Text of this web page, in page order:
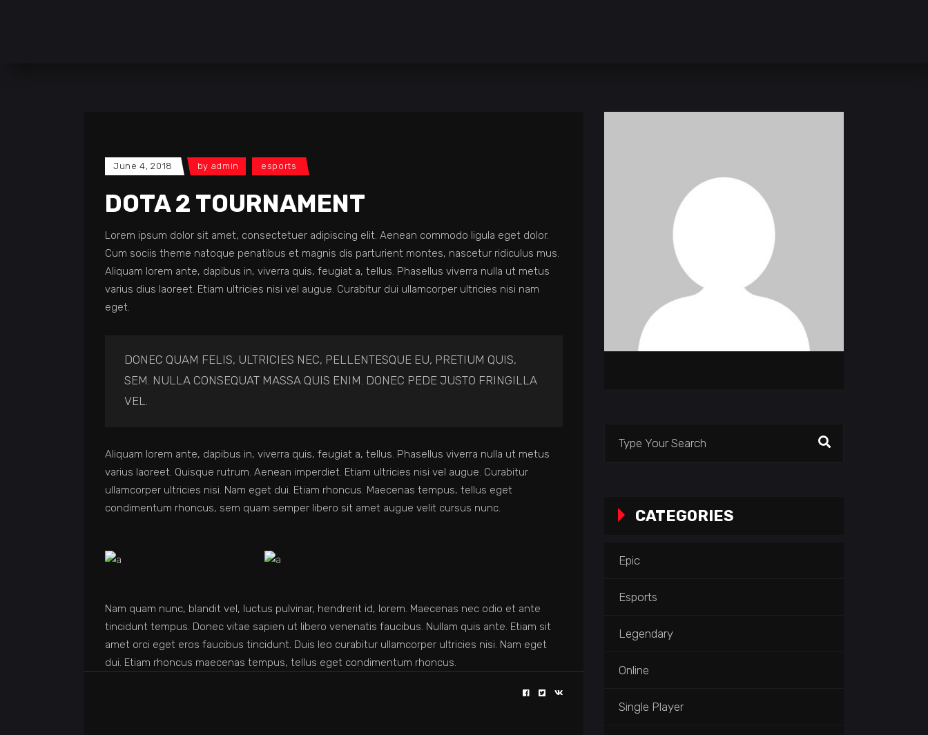
June 4, 2018 by admin esports
DOTA 2 TOURNAMENT
Lorem ipsum dolor sit amet, consectetuer adipiscing elit. Aenean commodo ligula eget dolor.
Cum sociis theme natoque penatibus et magnis dis parturient montes, nascetur ridiculus mus.
Aliquam lorem ante, dapibus in, viverra quis, feugiat a, tellus. Phasellus viverra nulla ut metus
varius dius laoreet. Etiam ultricies nisi vel augue. Curabitur dui ullamcorper ultricies nisi nam
eget.
DONEC QUAM FELIS, ULTRICIES NEC, PELLENTESQUE EU, PRETIUM QUIS,
SEM. NULLA CONSEQUAT MASSA QUIS ENIM. DONEC PEDE JUSTO FRINGILLA
VEL.
Aliquam lorem ante, dapibus in, viverra quis, feugiat a, tellus. Phasellus viverra nulla ut metus
varius laoreet. Quisque rutrum. Aenean imperdiet. Etiam ultricies nisi vel augue. Curabitur
ullamcorper ultricies nisi. Nam eget dui. Etiam rhoncus. Maecenas tempus, tellus eget
condimentum rhoncus, sem quam semper libero sit amet augue velit cursus nunc.
Nam quam nunc, blandit vel, luctus pulvinar, hendrerit id, lorem. Maecenas nec odio et ante
tincidunt tempus. Donec vitae sapien ut libero venenatis faucibus. Nullam quis ante. Etiam sit
amet orci eget eros faucibus tincidunt. Duis leo curabitur ullamcorper ultricies nisi. Nam eget
dui. Etiam rhoncus maecenas tempus, tellus eget condimentum rhoncus.
CATEGORIES
Epic
Esports
Legendary
Online
Single Player